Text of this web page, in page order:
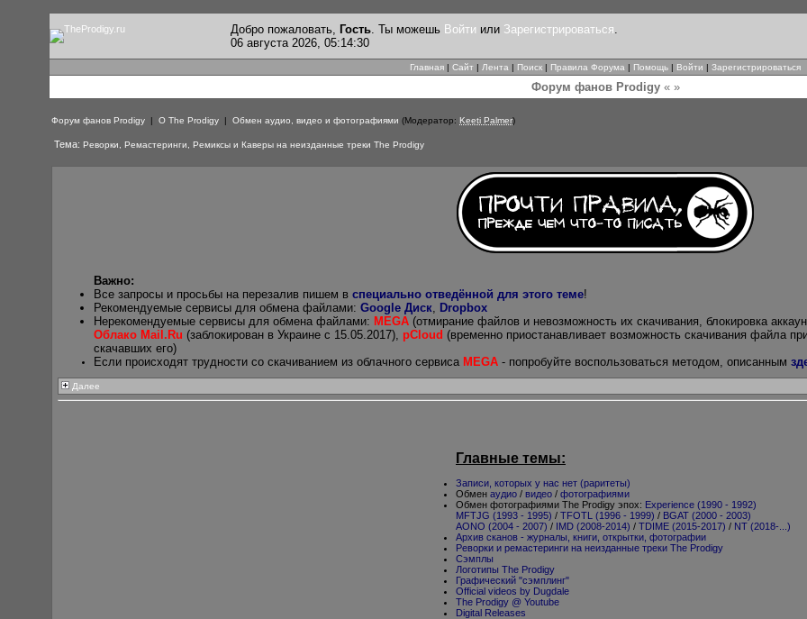
Добро пожаловать, Гость. Ты можешь Войти или Зарегистрироваться.
06 августа 2026, 05:14:30
Главная | Сайт | Лента | Поиск | Правила Форума | Помощь | Войти | Зарегистрироваться
Форум фанов Prodigy« »
Форум фанов Prodigy | О The Prodigy | Обмен аудио, видео и фотографиями (Модератор: Keeti Palmer)
Тема: Реворки, Ремастеринги, Ремиксы и Каверы на неизданные треки The Prodigy
Важно:
Все запросы и просьбы на перезалив пишем в специально отведённой для этого теме!
Рекомендуемые сервисы для обмена файлами: Google Диск, Dropbox
Нерекомендуемые сервисы для обмена файлами: MEGA (отмирание файлов и невозможность их скачивания, блокировка
Облако Mail.Ru (заблокирован в Украине с 15.05.2017), pCloud (временно приостанавливает возможность скачивания файла
скачавших его)
Если происходят трудности со скачиванием из облачного сервиса MEGA - попробуйте воспользоваться методом, описанным
Далее
Главные темы:
Записи, которых у нас нет (раритеты)
Обмен аудио / видео / фотографиями
Обмен фотографиями The Prodigy эпох: Experience (1990 - 1992)
MFTJG (1993 - 1995) / TFOTL (1996 - 1999) / BGAT (2000 - 2003)
AONO (2004 - 2007) / IMD (2008-2014) / TDIME (2015-2017) / NT (2018-...)
Архив сканов - журналы, книги, открытки, фотографии
Реворки и ремастеринги на неизданные треки The Prodigy
Сэмплы
Логотипы The Prodigy
Графический "сэмплинг"
Official videos by Dugdale
The Prodigy @ Youtube
Digital Releases